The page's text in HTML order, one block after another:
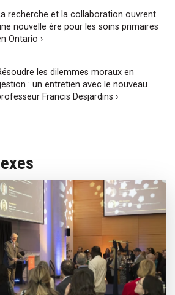
recherche et la collaboration ouvrent
nouvelle ère pour les soins primaires
Ontario ›
les dilemmes moraux en
: un entretien avec le nouveau
Francis Desjardins ›